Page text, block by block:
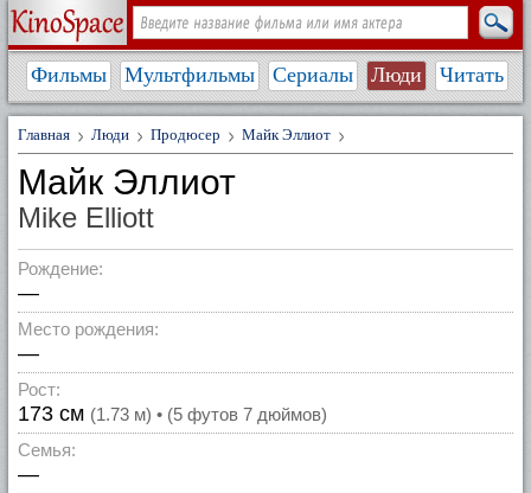
Фильмы Мультфильмы Сериалы Люди Читать
Главная Люди Продюсер Майк Эллиот
Майк Эллиот
Mike Elliott
Рождение:
—
Место рождения:
—
Рост:
173 см (1.73 м) • (5 футов 7 дюймов)
Семья:
—